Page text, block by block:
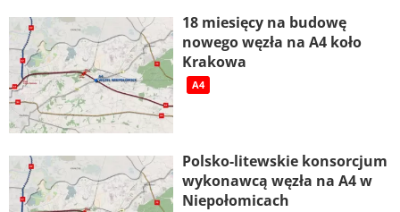
18 miesięcy na budowę
nowego węzła na A4 koło
Krakowa
A4
Polsko-litewskie konsorcjum
wykonawcą węzła na A4 w
Niepołomicach